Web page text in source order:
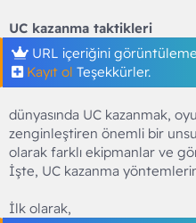
UC kazanma taktikleri
URL içeriğini
Kayıt ol Teşekkürler.
dünyasında UC kazanmak,
zenginleştiren önemli bir
olarak farklı ekipmanlar ve
İşte, UC kazanma
İlk olarak,